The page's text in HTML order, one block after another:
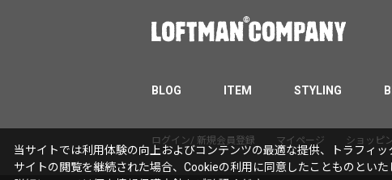
BLOG ITEM STYLING
ログイン/ 新規会員登録 マイページ ショッピ
当サイトでは利用体験の向上およびコンテンツの最適な提供、トラフィッ
サイトの閲覧を継続された場合、Cookieの利用に同意したことものといた